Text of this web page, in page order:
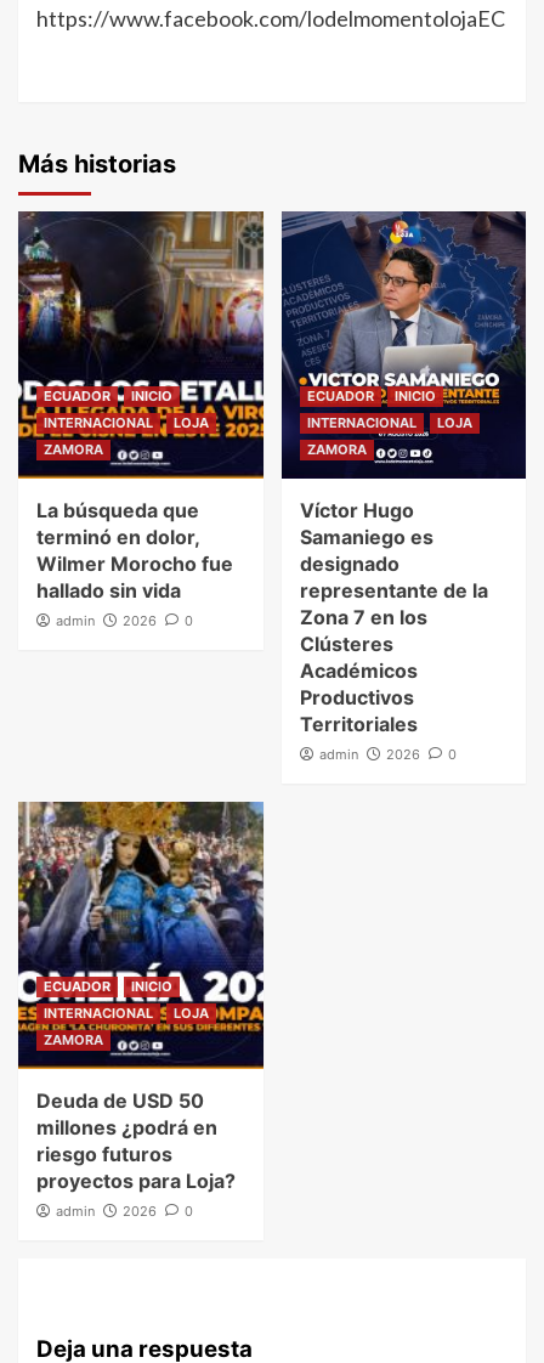
https://www.facebook.com/lodelmomentolojaEC
Más historias
ECUADOR
INICIO
INTERNACIONAL
LOJA
ZAMORA
La búsqueda que
terminó en dolor,
Wilmer Morocho fue
hallado sin vida
admin 2026 0
ECUADOR
INICIO
INTERNACIONAL
LOJA
ZAMORA
Víctor Hugo
Samaniego es
designado
representante de la
Zona 7 en los
Clústeres
Académicos
Productivos
Territoriales
admin 2026 0
ECUADOR
INICIO
INTERNACIONAL
LOJA
ZAMORA
Deuda de USD 50
millones ¿podrá en
riesgo futuros
proyectos para Loja?
admin 2026 0
Deja una respuesta